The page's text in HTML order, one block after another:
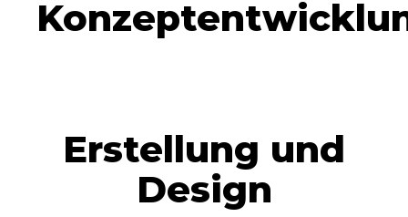
Erstellung und
Design